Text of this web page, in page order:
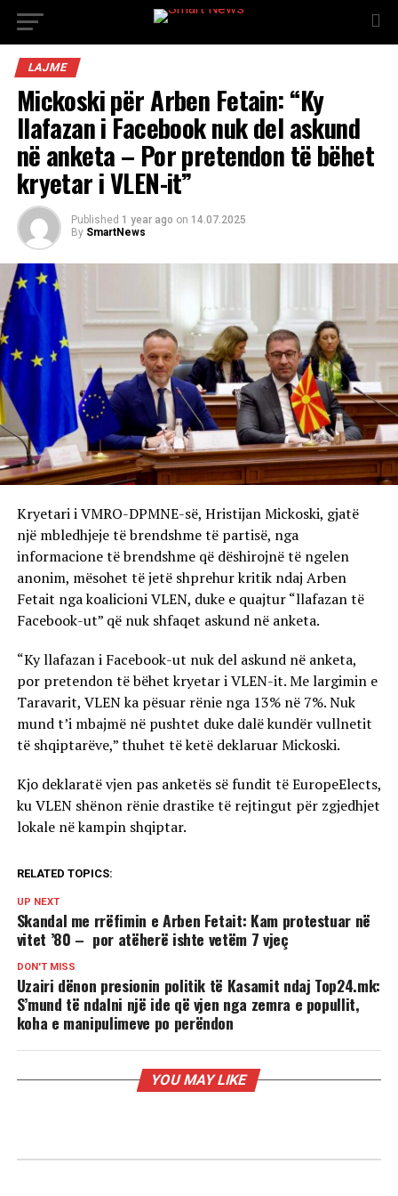
LAJME
Mickoski për Arben Fetain: “Ky
llafazan i Facebook nuk del askund
në anketa – Por pretendon të bëhet
kryetar i VLEN-it”
Published 1 year ago on 14.07.2025
By SmartNews
Kryetari i VMRO-DPMNE-së, Hristijan Mickoski, gjatë
një mbledhjeje të brendshme të partisë, nga
informacione të brendshme që dëshirojnë të ngelen
anonim, mësohet të jetë shprehur kritik ndaj Arben
Fetait nga koalicioni VLEN, duke e quajtur “llafazan të
Facebook-ut” që nuk shfaqet askund në anketa.
“Ky llafazan i Facebook-ut nuk del askund në anketa,
por pretendon të bëhet kryetar i VLEN-it. Me largimin e
Taravarit, VLEN ka pësuar rënie nga 13% në 7%. Nuk
mund t’i mbajmë në pushtet duke dalë kundër vullnetit
të shqiptarëve,” thuhet të ketë deklaruar Mickoski.
Kjo deklaratë vjen pas anketës së fundit të EuropeElects,
ku VLEN shënon rënie drastike të rejtingut për zgjedhjet
lokale në kampin shqiptar.
RELATED TOPICS:
UP NEXT
Skandal me rrëfimin e Arben Fetait: Kam protestuar në
vitet ’80 – por atëherë ishte vetëm 7 vjeç
DON'T MISS
Uzairi dënon presionin politik të Kasamit ndaj Top24.mk:
S’mund të ndalni një ide që vjen nga zemra e popullit,
koha e manipulimeve po perëndon
YOU MAY LIKE